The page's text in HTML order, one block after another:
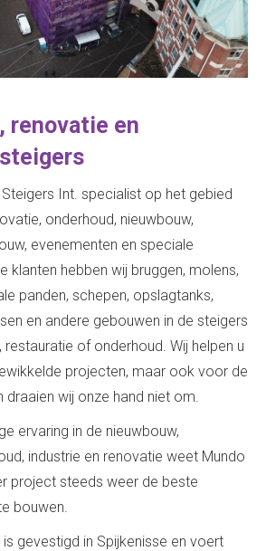
renovatie en
Int. specialist op het gebied
onderhoud, nieuwbouw,
evenementen en speciale
klanten hebben wij bruggen, molens,
panden, schepen, opslagtanks,
en andere gebouwen in de steigers
of onderhoud. Wij helpen u
projecten, maar ook voor de
draaien wij onze hand niet om.
ervaring in de nieuwbouw,
industrie en renovatie weet Mundo
project steeds weer de beste
bouwen.
gevestigd in Spijkenisse en voert